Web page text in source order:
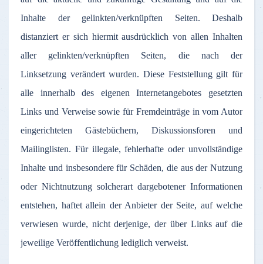
Inhalte
der gelinkten/verknüpften Seiten. Deshalb
distanziert er sich hiermit ausdrücklich vonallen Inhalten
aller
gelinkten/verknüpften Seiten, die nach
der
Linksetzung verändert wurden.Diese Feststellunggiltfür
alle
innerhalbdes eigenen Internetangebotes
gesetzten
Links und Verweise sowie für Fremdeinträgeinvom Autor
eingerichteten
Gästebüchern, Diskussionsforen und
Mailinglisten. Für illegale,fehlerhafte oder unvollständige
Inhalte und insbesondere für Schäden, die aus der Nutzung
oder Nichtnutzung solcherart dargebotener Informationen
entstehen, haftet allein der Anbieter der Seite, auf welche
verwiesen wurde, nicht derjenige, der überLinksaufdie
jeweilige Veröffentlichung lediglich verweist.